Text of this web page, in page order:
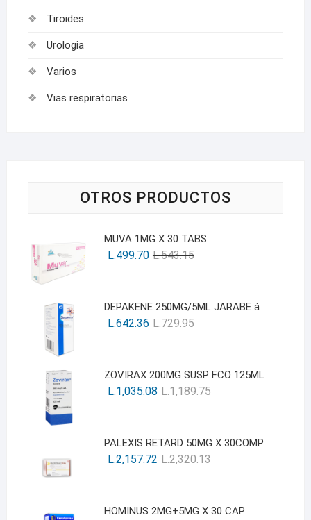
Tiroides
Urologia
Varios
Vias respiratorias
OTROS PRODUCTOS
MUVA 1MG X 30 TABS
L.543.15
L.499.70
DEPAKENE 250MG/5ML JARABE á
L.729.95
L.642.36
ZOVIRAX 200MG SUSP FCO 125ML
L.1,189.75
L.1,035.08
PALEXIS RETARD 50MG X 30COMP
L.2,320.13
L.2,157.72
HOMINUS 2MG+5MG X 30 CAP